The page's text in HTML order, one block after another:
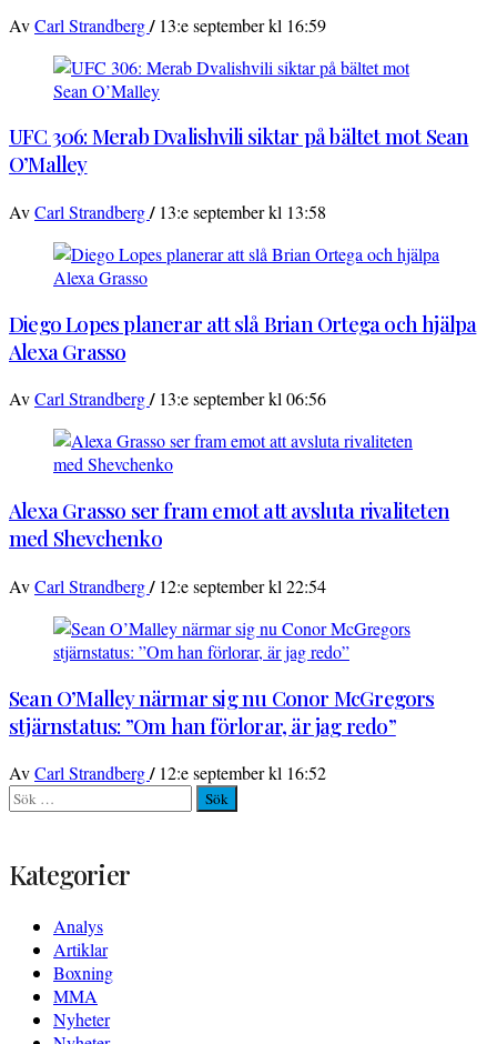
AvCarl Strandberg/ 13:e september kl 16:59
UFC 306: Merab Dvalishvili siktar på bältet mot Sean
O’Malley
AvCarl Strandberg/ 13:e september kl 13:58
Diego Lopes planerar att slå Brian Ortega och hjälpa
Alexa Grasso
AvCarl Strandberg/ 13:e september kl 06:56
Alexa Grasso ser fram emot att avsluta rivaliteten
med Shevchenko
AvCarl Strandberg/ 12:e september kl 22:54
Sean O’Malley närmar sig nu Conor McGregors
stjärnstatus: ”Om han förlorar, är jag redo”
AvCarl Strandberg/ 12:e september kl 16:52
Sök
efter:
Kategorier
Analys
Artiklar
Boxning
MMA
Nyheter